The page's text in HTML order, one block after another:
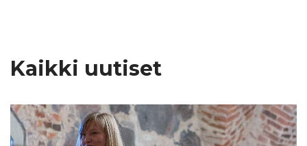
Kaikki uutiset